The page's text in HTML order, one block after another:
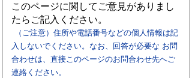
このページに関してご意見がありまし
たらご記入ください。
（ご注意）住所や電話番号などの個人情報は記
入しないでください。なお、回答が必要な お問
合わせは、直接このページのお問合わせ先へご
連絡ください。